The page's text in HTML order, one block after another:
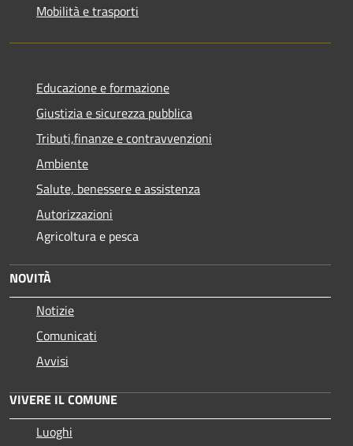
Mobilità e trasporti
Educazione e formazione
Giustizia e sicurezza pubblica
Tributi,finanze e contravvenzioni
Ambiente
Salute, benessere e assistenza
Autorizzazioni
Agricoltura e pesca
NOVITÀ
Notizie
Comunicati
Avvisi
VIVERE IL COMUNE
Luoghi